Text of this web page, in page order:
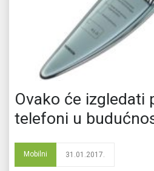
Ovako će izgledati
telefoni u
Mobilni 31.01.2017.